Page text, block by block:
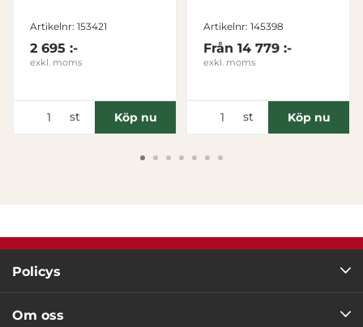
Tillåt alla
Tillåt urval
Artikelnr: 153421
2 695 :-
exkl. moms
st Köp nu
Artikelnr: 145398
Från 14 779 :-
exkl. moms
st Köp nu
Policys
Om oss